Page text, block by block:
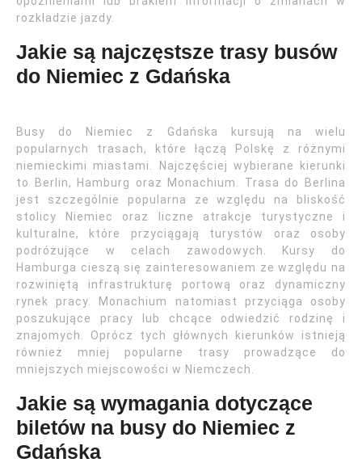
rozkładzie jazdy.
Jakie są najczęstsze trasy busów
do Niemiec z Gdańska
Busy do Niemiec z Gdańska kursują na wielu
popularnych trasach, które łączą Polskę z różnymi
niemieckimi miastami. Najczęściej wybierane kierunki
to Berlin, Hamburg oraz Monachium. Trasa do Berlina
jest szczególnie popularna ze względu na bliskość
stolicy Niemiec oraz liczne atrakcje turystyczne i
kulturalne, które przyciągają turystów oraz osoby
podróżujące w celach zawodowych. Kursy do
Hamburga cieszą się zainteresowaniem ze względu na
rozwiniętą infrastrukturę portową oraz dynamiczny
rynek pracy. Monachium natomiast przyciąga osoby
poszukujące pracy lub chcące odwiedzić rodzinę i
znajomych. Oprócz tych głównych kierunków istnieją
również mniej popularne trasy prowadzące do
mniejszych miejscowości w Niemczech.
Jakie są wymagania dotyczące
biletów na busy do Niemiec z
Gdańska